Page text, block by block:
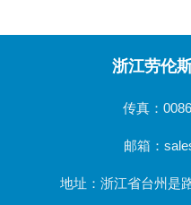
浙江劳伦
传真：
邮箱：
地址：浙江省台州是